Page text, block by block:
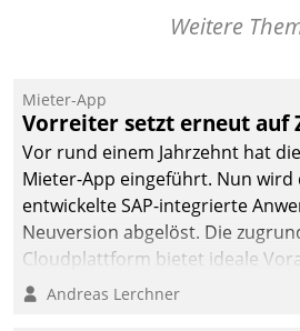
profitieren: Die nahtlose
Datatrain ermöglicht
automatisiert ausgelöste,
zielgerichtete
Mieterbefragungen – eine
starke Grundlage für
intelligente,
Entscheidungen.
Weitere
Mieter-App
Vorreiter setzt erneut auf
Vor rund einem Jahrzehnt hat die
Mieter-App eingeführt. Nun
entwickelte SAP-integrierte
Neuversion abgelöst. Die
Cloudplattform bietet ideale
die Funktionalität der App zu
Andreas Lerchner